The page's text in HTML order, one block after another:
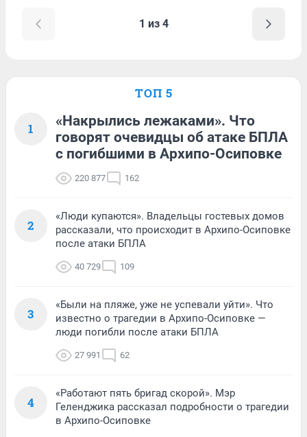
1 из 4
ТОП 5
1
«Накрылись лежаками». Что
говорят очевидцы об атаке БПЛА
с погибшими в Архипо-Осиповке
220 877 162
2
«Люди купаются». Владельцы гостевых домов
рассказали, что происходит в Архипо-Осиповке
после атаки БПЛА
40 729 109
3
«Были на пляже, уже не успевали уйти». Что
известно о трагедии в Архипо-Осиповке —
люди погибли после атаки БПЛА
27 991 62
4
«Работают пять бригад скорой». Мэр
Геленджика рассказал подробности о трагедии
в Архипо-Осиповке